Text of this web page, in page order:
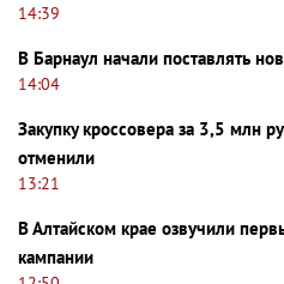
14:39
В Барнаул начали поставлять
14:04
Закупку кроссовера за 3,5 млн
отменили
13:21
В Алтайском крае озвучили
кампании